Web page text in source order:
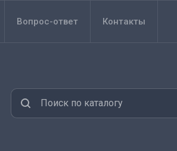
Вопрос-ответ Контакты